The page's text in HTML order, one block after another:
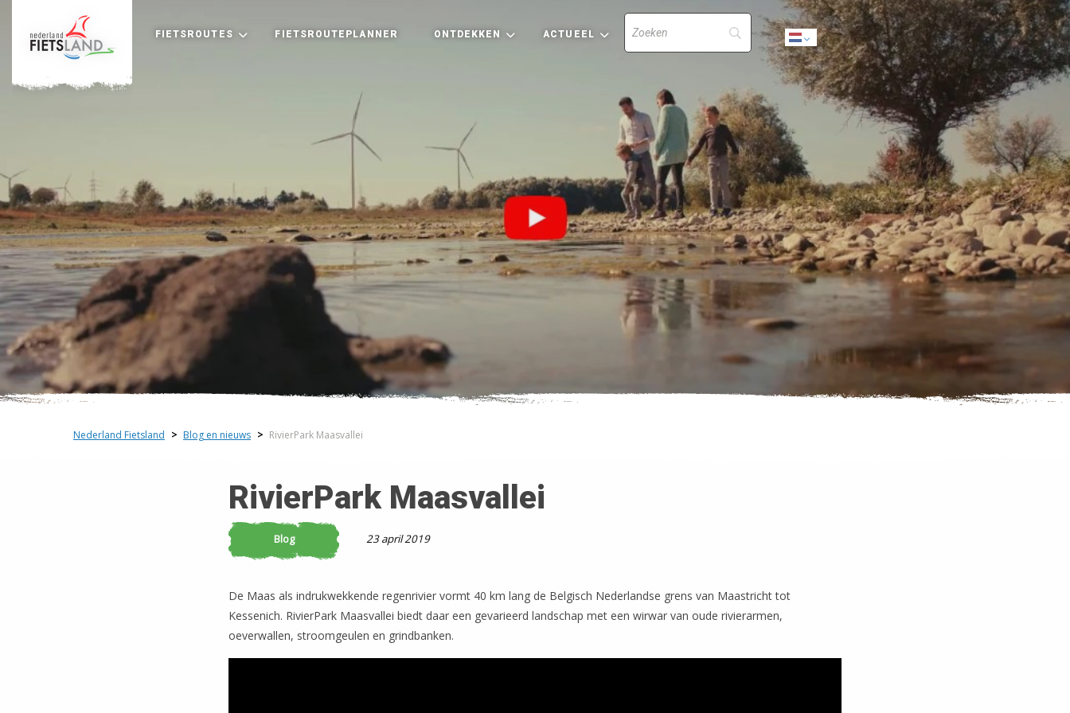
FIETSROUTES FIETSROUTEPLANNER ONTDEKKEN ACTUEEL
Dutch
Nederland Fietsland > Blog en nieuws > RivierPark Maasvallei
RivierPark Maasvallei
Blog 23 april 2019
De Maas als indrukwekkende regenrivier vormt 40 km lang de Belgisch Nederlandse grens van Maastricht tot
Kessenich. RivierPark Maasvallei biedt daar een gevarieerd landschap met een wirwar van oude rivierarmen,
oeverwallen, stroomgeulen en grindbanken.